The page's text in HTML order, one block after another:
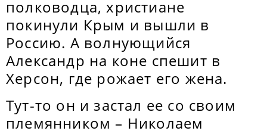
полководца, христиане
покинули Крым и вышли в
Россию. А волнующийся
Александр на коне спешит в
Херсон, где рожает его жена.
Тут-то он и застал ее со своим
племянником – Николаем